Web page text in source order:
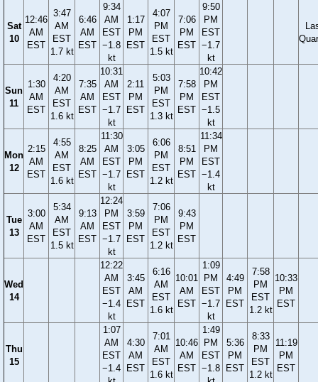
Sat
10
12:46
AM
EST
3:47
AM
EST
1.7 kt
6:46
AM
EST
9:34
AM
EST
−1.8
kt
1:17
PM
EST
4:07
PM
EST
1.5 kt
7:06
PM
EST
9:50
PM
EST
−1.7
kt
Sun
11
1:30
AM
EST
4:20
AM
EST
1.6 kt
7:35
AM
EST
10:31
AM
EST
−1.7
kt
2:11
PM
EST
5:03
PM
EST
1.3 kt
7:58
PM
EST
10:42
PM
EST
−1.5
kt
Mon
12
2:15
AM
EST
4:55
AM
EST
1.6 kt
8:25
AM
EST
11:30
AM
EST
−1.7
kt
3:05
PM
EST
6:06
PM
EST
1.2 kt
8:51
PM
EST
11:34
PM
EST
−1.4
kt
Tue
13
3:00
AM
EST
5:34
AM
EST
1.5 kt
9:13
AM
EST
12:24
PM
EST
−1.7
kt
3:59
PM
EST
7:06
PM
EST
1.2 kt
9:43
PM
EST
Wed
14
12:22
AM
EST
−1.4
kt
3:45
AM
EST
6:16
AM
EST
1.6 kt
10:01
AM
EST
1:09
PM
EST
−1.7
kt
4:49
PM
EST
7:58
PM
EST
1.2 kt
10:33
PM
EST
Thu
15
1:07
AM
EST
−1.4
4:30
AM
EST
7:01
AM
EST
1.6 kt
10:46
AM
EST
1:49
PM
EST
−1.8
5:36
PM
EST
8:33
PM
EST
1.2 kt
11:19
PM
EST